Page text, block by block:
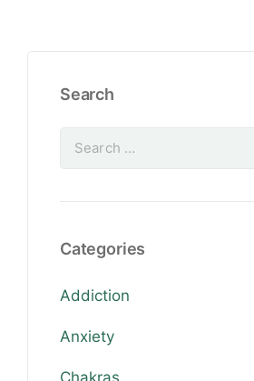
Search
Categories
Addiction
Anxiety
Chakras